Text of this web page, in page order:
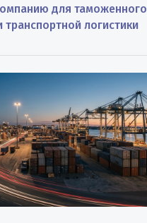
для таможенного
логистики